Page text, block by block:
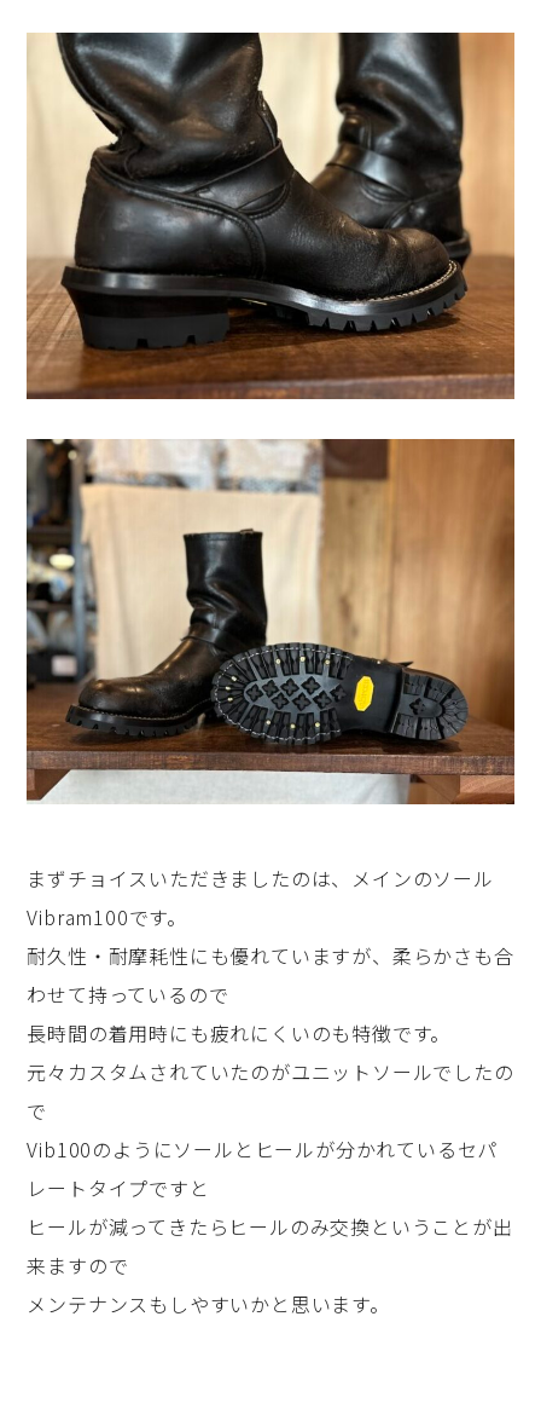
まずチョイスいただきましたのは、メインのソール
Vibram100です。
耐久性・耐摩耗性にも優れていますが、柔らかさも合
わせて持っているので
長時間の着用時にも疲れにくいのも特徴です。
元々カスタムされていたのがユニットソールでしたの
で
Vib100のようにソールとヒールが分かれているセパ
レートタイプですと
ヒールが減ってきたらヒールのみ交換ということが出
来ますので
メンテナンスもしやすいかと思います。